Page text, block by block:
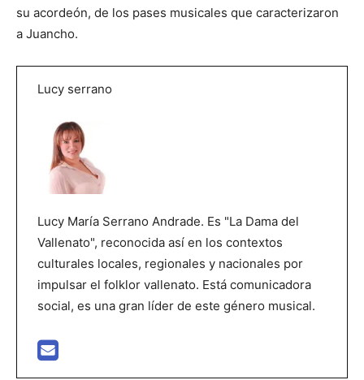
su acordeón, de los pases musicales que caracterizaron
a Juancho.
Lucy serrano
Lucy María Serrano Andrade. Es "La Dama del
Vallenato", reconocida así en los contextos
culturales locales, regionales y nacionales por
impulsar el folklor vallenato. Está comunicadora
social, es una gran líder de este género musical.